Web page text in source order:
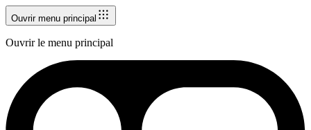
Ouvrir menu principal
Ouvrir le menu principal